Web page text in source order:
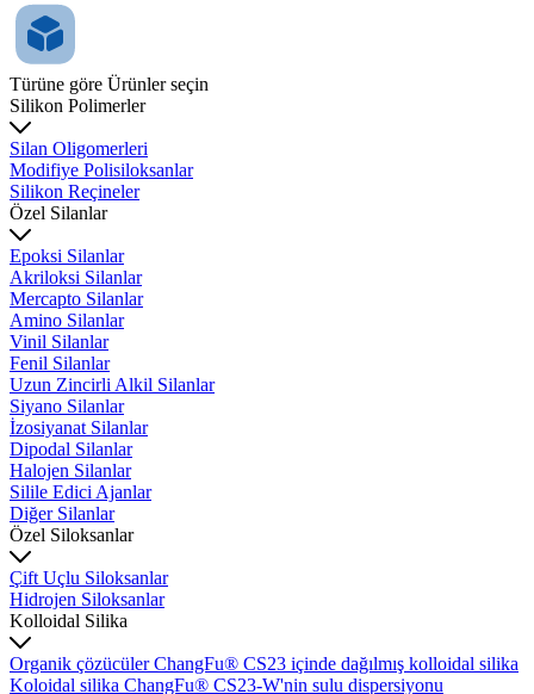
Türüne göre Ürünler seçin
Silikon Polimerler
Silan Oligomerleri
Modifiye Polisiloksanlar
Silikon Reçineler
Özel Silanlar
Epoksi Silanlar
Akriloksi Silanlar
Mercapto Silanlar
Amino Silanlar
Vinil Silanlar
Fenil Silanlar
Uzun Zincirli Alkil Silanlar
Siyano Silanlar
İzosiyanat Silanlar
Dipodal Silanlar
Halojen Silanlar
Silile Edici Ajanlar
Diğer Silanlar
Özel Siloksanlar
Çift Uçlu Siloksanlar
Hidrojen Siloksanlar
Kolloidal Silika
Organik çözücüler ChangFu® CS23 içinde dağılmış kolloidal silika
Koloidal silika ChangFu® CS23-W'nin sulu dispersiyonu